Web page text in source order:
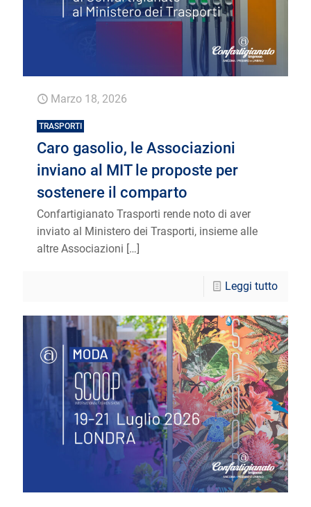
Marzo 18, 2026
TRASPORTI
Caro gasolio, le Associazioni
inviano al MIT le proposte per
sostenere il comparto
Confartigianato Trasporti rende noto di aver
inviato al Ministero dei Trasporti, insieme alle
altre Associazioni […]
Leggi tutto